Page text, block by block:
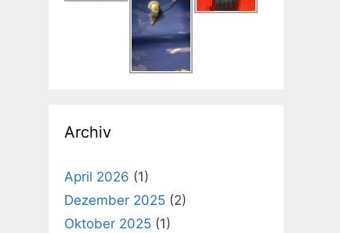
Archiv
April 2026 (1)
Dezember 2025 (2)
Oktober 2025 (1)